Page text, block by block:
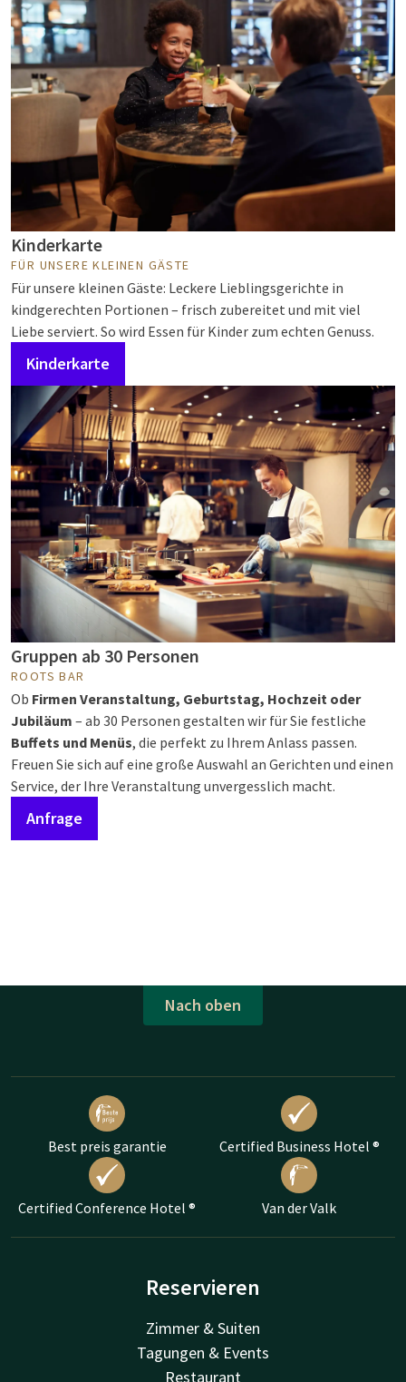
Kinderkarte
FÜR UNSERE KLEINEN GÄSTE
Für unsere kleinen Gäste: Leckere Lieblingsgerichte in
kindgerechten Portionen – frisch zubereitet und mit viel
Liebe serviert. So wird Essen für Kinder zum echten Genuss.
Kinderkarte
Gruppen ab 30 Personen
ROOTS BAR
Ob Firmen Veranstaltung, Geburtstag, Hochzeit oder
Jubiläum – ab 30 Personen gestalten wir für Sie festliche
Buffets und Menüs, die perfekt zu Ihrem Anlass passen.
Freuen Sie sich auf eine große Auswahl an Gerichten und einen
Service, der Ihre Veranstaltung unvergesslich macht.
Anfrage
Nach oben
Best preis garantie Certified Business Hotel ®
Certified Conference Hotel ® Van der Valk
Reservieren
Zimmer & Suiten
Tagungen & Events
Restaurant